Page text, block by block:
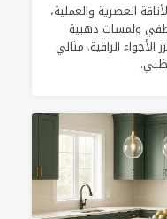
العصرية والعملية،
ولمسات ذهبية
الراقية. مثالي